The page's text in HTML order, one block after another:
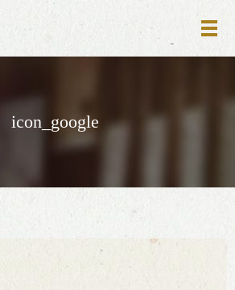
メ
icon_google